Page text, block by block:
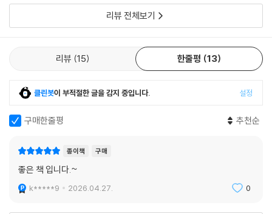
아하는 음악에 깊이 빠져들었던 순간, 지하철에서 책에 몰입했던 짧은 시
간, 길을 걷다 문득 하늘을 올려다보며 멈춰 선 찰나까지. 우리는 이미 일상
해내는 기술이 아니라, 지금 이 순간 내 안에서 일어나는 것을 그저 알아차
리는 일뿐이다. 늘 밖을 향해 있던 시선을 안으로 돌려 타인의 기준이 아닌
쓸리지 않는 내면의 중심이 생긴다. 그 고요한 알아차림이 쌓일 때, 우리는
명상을, 즉 수행을 하며 살아간다는 것을요. 고된 하루 끝에서 한참을 초점
없이 밤하늘을 바라볼 때, 매일 전쟁 같은 일상에서 포기와 싸움을 고민할
때, 그리고 누군가를 몹시 그리워하거나 미워할 때조차, 우리는 모두 저마
다의 유별난 방식으로 명상 중입니다.” (8쪽)
리뷰 전체보기
리뷰 15 한줄평 13
클린봇이 부적절한 글을 감지 중입니다. 설정
구매한줄평 추천순
종이책 구매
좋은 책 입니다.~
k*****9 2026.04.27. 0